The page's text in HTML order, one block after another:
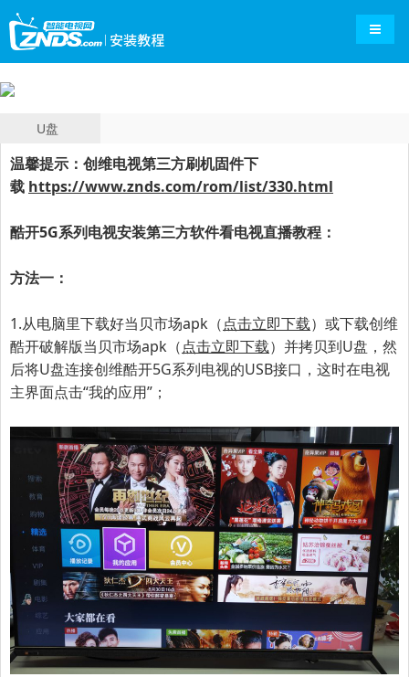
导航
U盘
温馨提示：创维电视第三方刷机固件下
载 https://www.znds.com/rom/list/330.html
酷开5G系列电视安装第三方软件看电视直播教程：
方法一：
1.从电脑里下载好当贝市场apk（点击立即下载）或下载创维
酷开破解版当贝市场apk（点击立即下载）并拷贝到U盘，然
后将U盘连接创维酷开5G系列电视的USB接口 ，这时在电视
主界面点击“我的应用”；